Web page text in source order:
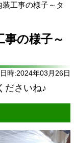
工事の様子～タ
の様子～
時:2024年03月26日
ださいね♪